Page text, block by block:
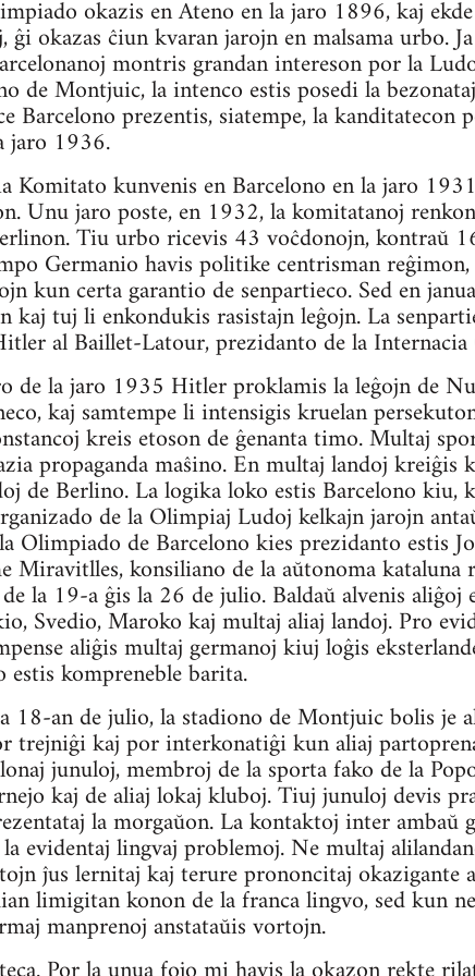
okazis en Ateno en la jaro 1896, kaj
okazas ĉiun kvaran jarojn en malsama urbo.
montris grandan intereson por la
de Montjuic, la intenco estis posedi la
Barcelono prezentis, siatempe, la
jaro 1936.
Komitato kunvenis en Barcelono en la jaro
Unu jaro poste, en 1932, la komitatanoj
Tiu urbo ricevis 43 voĉdonojn, kontraŭ
Germanio havis politike centrisman
kun certa garantio de senpartieco. Sed en
kaj tuj li enkondukis rasistajn leĝojn. La
al Baillet-Latour, prezidanto de la
de la jaro 1935 Hitler proklamis la leĝojn de
kaj samtempe li intensigis kruelan
kreis etoson de ĝenanta timo. Multaj
propaganda maŝino. En multaj landoj
de Berlino. La logika loko estis Barcelono kiu,
de la Olimpiaj Ludoj kelkajn jarojn
Olimpiado de Barcelono kies prezidanto estis
Miravitlles, konsiliano de la aŭtonoma
la 19-a ĝis la 26 de julio. Baldaŭ alvenis aliĝoj
Svedio, Maroko kaj multaj aliaj landoj. Pro
aliĝis multaj germanoj kiuj loĝis
kompreneble barita.
18-an de julio, la stadiono de Montjuic bolis je
trejniĝi kaj por interkonatiĝi kun aliaj
junuloj, membroj de la sporta fako de la
kaj de aliaj lokaj kluboj. Tiuj junuloj devis
la morgaŭon. La kontaktoj inter ambaŭ
evidentaj lingvaj problemoj. Ne multaj
ĵus lernitaj kaj terure prononcitaj okazigante
limigitan konon de la franca lingvo, sed kun
manprenoj anstataŭis vortojn.